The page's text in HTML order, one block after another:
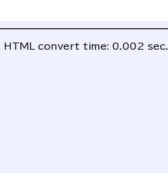
HTML convert time: 0.002 sec.